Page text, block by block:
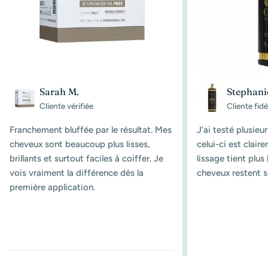
Sarah M.
Cliente vérifiée
Franchement bluffée par le résultat. Mes
cheveux sont beaucoup plus lisses,
brillants et surtout faciles à coiffer. Je
vois vraiment la différence dès la
première application.
Cliente
J’ai testé
celui-ci est
lissage tient
cheveux restent